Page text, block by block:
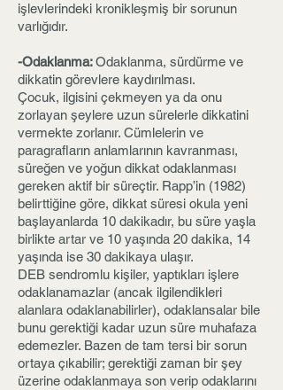
işlevlerindeki kronikleşmiş bir sorunun
varlığıdır.
-Odaklanma:Odaklanma, sürdürme ve
dikkatin görevlere kaydırılması.
Çocuk, ilgisini çekmeyen ya da onu
zorlayan şeylere uzun sürelerle dikkatini
vermekte zorlanır. Cümlelerin ve
paragrafların anlamlarının kavranması,
süreğen ve yoğun dikkat odaklanması
gereken aktif bir süreçtir. Rapp’in (1982)
belirttiğine göre, dikkat süresi okula yeni
başlayanlarda 10 dakikadır, bu süre yaşla
birlikte artar ve 10 yaşında 20 dakika, 14
yaşında ise 30 dakikaya ulaşır.
DEB sendromlu kişiler, yaptıkları işlere
odaklanamazlar (ancak ilgilendikleri
alanlara odaklanabilirler), odaklansalar bile
bunu gerektiği kadar uzun süre muhafaza
edemezler. Bazen de tam tersi bir sorun
ortaya çıkabilir; gerektiği zaman bir şey
üzerine odaklanmaya son verip odaklarını